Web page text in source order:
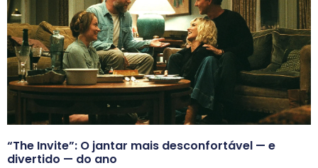
“The Invite”: O jantar mais desconfortável — e
divertido — do ano